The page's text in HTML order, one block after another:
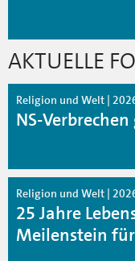
AKTUELLE
Religion und Welt |
NS-
Religion und Welt |
25 Jahre
Meilenstein